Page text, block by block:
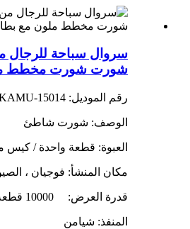
شورت شورت مخطط
رقم الموديل: KAMU-15014
الوصف: شورت شاطئ
العبوة: قطعة واحدة / كيس
مكان المنشأ: فوجيان ،
قدرة العرض: 10000 قطعة / قطعة شهريا
المنفذ: شيامن